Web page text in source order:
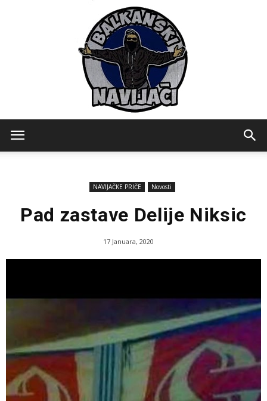
NAVIJAČKE PRIČE Novosti
Pad zastave Delije Niksic
17 Januara, 2020